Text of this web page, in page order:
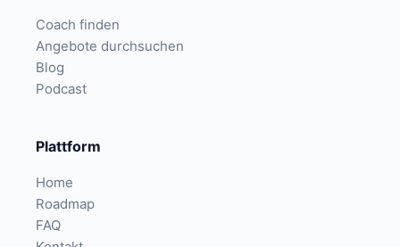
Coach finden
Angebote durchsuchen
Blog
Podcast
Plattform
Home
Roadmap
FAQ